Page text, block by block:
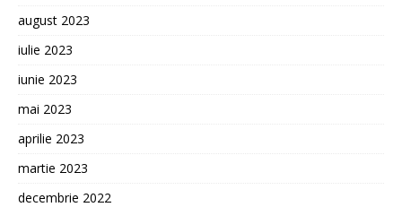
august 2023
iulie 2023
iunie 2023
mai 2023
aprilie 2023
martie 2023
decembrie 2022